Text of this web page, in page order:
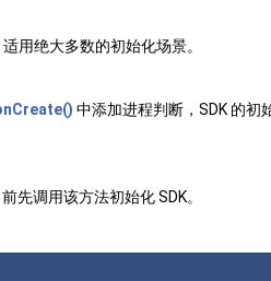
用绝大多数的初始化场景。
中添加进程判断，SDK 的
先调用该方法初始化 SDK。